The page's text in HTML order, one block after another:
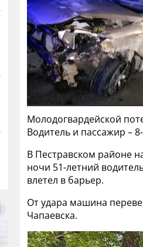
Молодогвардейской
Водитель и пассажир –
В Пестравском районе
ночи 51-летний
влетел в барьер.
От удара машина
Чапаевска.